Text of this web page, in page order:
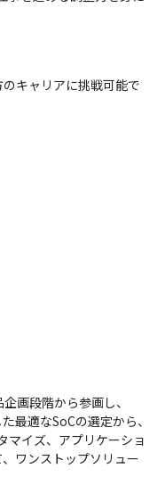
キャリアに挑戦可能で
画段階から参画し、
最適なSoCの選定から、
マイズ、アプリケーショ
ワンストップソリュー